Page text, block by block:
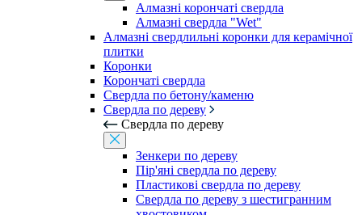
Алмазні корончаті свердла
Алмазні свердла "Wet"
Алмазні свердлильні коронки для керамічної
плитки
Коронки
Корончаті свердла
Свердла по бетону/каменю
Свердла по дереву
Свердла по дереву
Зенкери по дереву
Пір'яні свердла по дереву
Пластикові свердла по дереву
Свердла по дереву з шестигранним